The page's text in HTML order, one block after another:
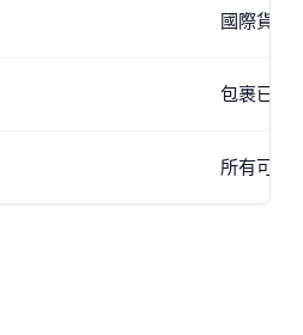
國際貨件
包裹已在
所有可用